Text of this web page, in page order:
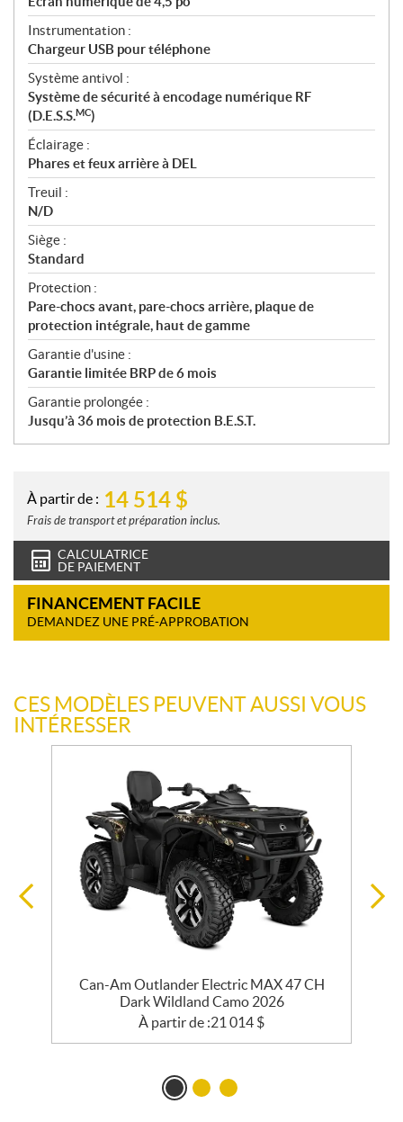
Instrumentation :
Chargeur USB pour téléphone
Système antivol :
Système de sécurité à encodage numérique RF
(D.E.S.S.MC)
Éclairage :
Phares et feux arrière à DEL
Treuil :
N/D
Siège :
Standard
Protection :
Pare-chocs avant, pare-chocs arrière, plaque de
protection intégrale, haut de gamme
Garantie d'usine :
Garantie limitée BRP de 6 mois
Garantie prolongée :
Jusqu’à 36 mois de protection B.E.S.T.
À partir de : 14 514 $
Frais de transport et préparation inclus.
CALCULATRICE
DE PAIEMENT
FINANCEMENT FACILE
DEMANDEZ UNE PRÉ-APPROBATION
CES MODÈLES PEUVENT AUSSI VOUS
INTÉRESSER
Can-Am Outlander Electric MAX 47 CH
Dark Wildland Camo 2026
À partir de :21 014 $